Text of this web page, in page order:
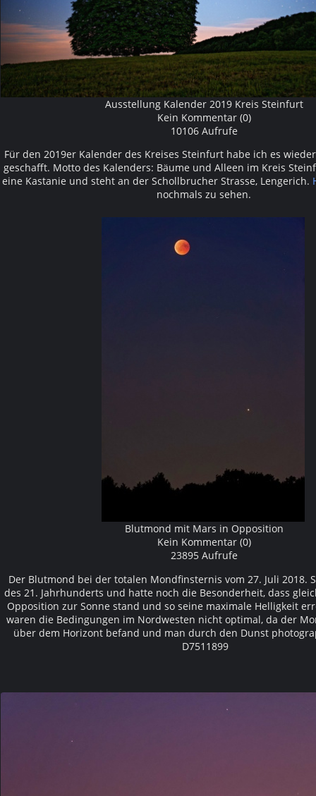
Ausstellung Kalender 2019 Kreis Steinfurt
Kein Kommentar (0)
10106 Aufrufe
Für den 2019er Kalender des Kreises Steinfurt habe ich es
geschafft. Motto des Kalenders: Bäume und Alleen im Kreis
eine Kastanie und steht an der Schollbrucher Strasse, Lengerich.
nochmals zu sehen.
Blutmond mit Mars in Opposition
Kein Kommentar (0)
23895 Aufrufe
Der Blutmond bei der totalen Mondfinsternis vom 27. Juli 2018.
des 21. Jahrhunderts und hatte noch die Besonderheit, dass
Opposition zur Sonne stand und so seine maximale Helligkeit
waren die Bedingungen im Nordwesten nicht optimal, da der
über dem Horizont befand und man durch den Dunst
D7511899